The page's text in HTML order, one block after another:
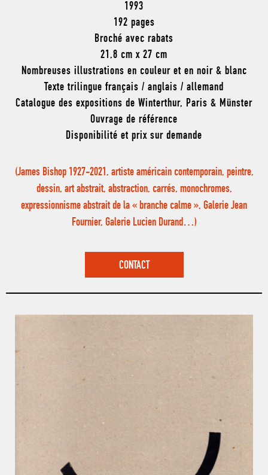
1993
192 pages
Broché avec rabats
21,8 cm x 27 cm
Nombreuses illustrations en couleur et en noir & blanc
Texte trilingue français / anglais / allemand
Catalogue des expositions de Winterthur, Paris & Münster
Ouvrage de référence
Disponibilité et prix sur demande
(James Bishop 1927-2021, artiste américain contemporain, peintre,
dessin, art abstrait, abstraction, carrés, monochromes,
expressionnisme abstrait de la « branche calme », Galerie Jean
Fournier, Galerie Lucien Durand…)
CONTACT